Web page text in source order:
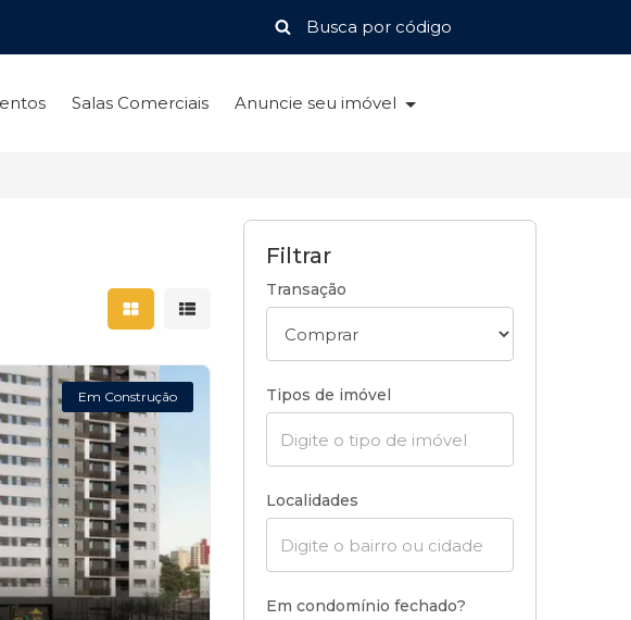
Salas Comerciais Anuncie seu imóvel
Mostrar resultados em grade
Mostrar resultados em lista
Em Construção
Filtrar
Transação
Tipos de imóvel
Localidades
Em condomínio fechado?